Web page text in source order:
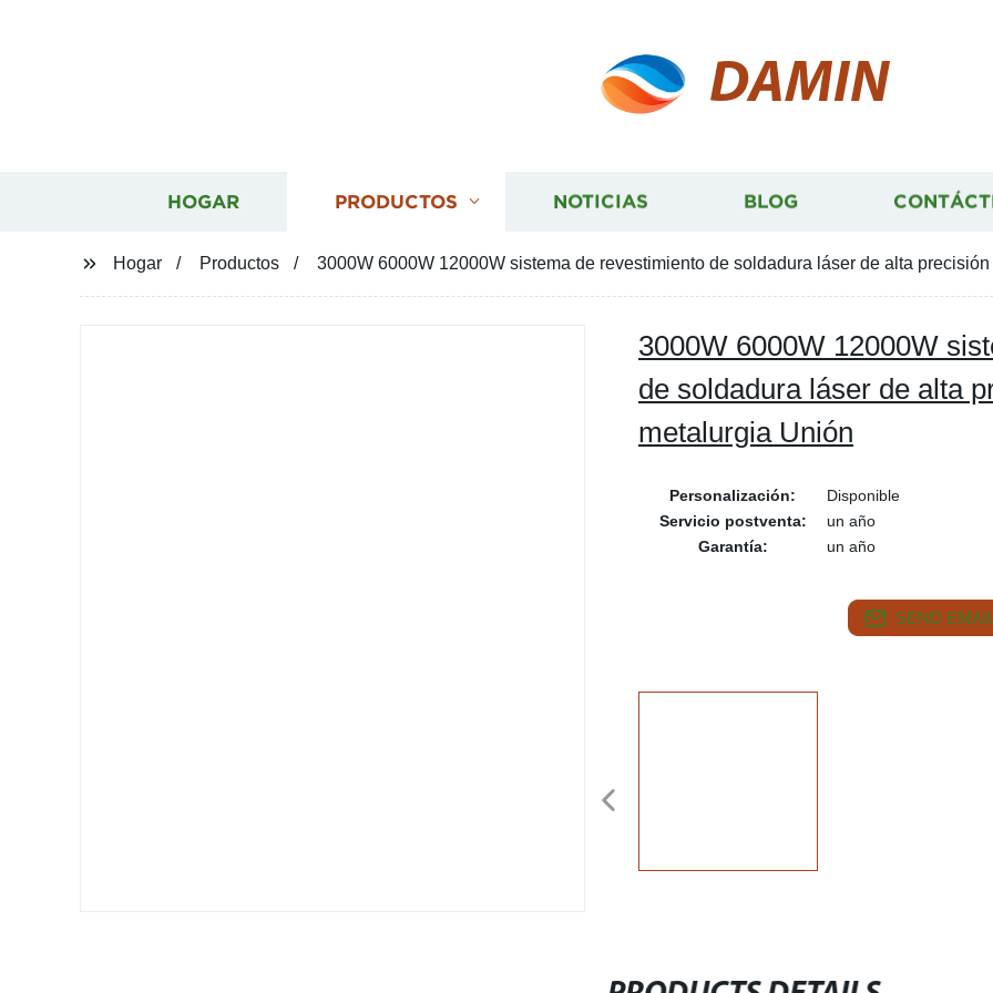
DAMIN
HOGAR PRODUCTOS NOTICIAS BLOG
Hogar Productos 3000W 6000W 12000W sistema de revestimiento de soldadura láser de alta
3000W 6000W 12000W
de soldadura láser de alta
metalurgia Unión
Personalización:
Disponible
Servicio postventa:
un año
Garantía:
un año
SEND